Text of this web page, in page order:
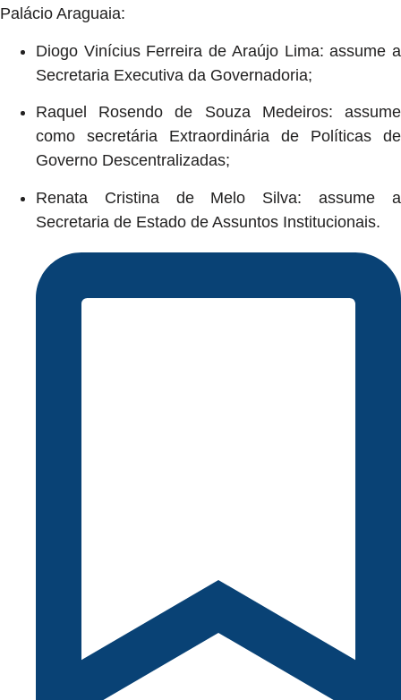
Palácio Araguaia:
Diogo Vinícius Ferreira de Araújo Lima: assume a
Secretaria Executiva da Governadoria;
Raquel Rosendo de Souza Medeiros: assume
como secretária Extraordinária de Políticas de
Governo Descentralizadas;
Renata Cristina de Melo Silva: assume a
Secretaria de Estado de Assuntos Institucionais.